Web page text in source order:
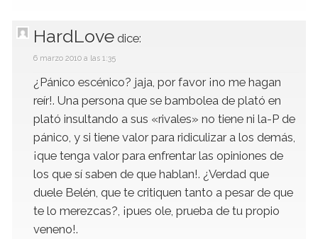
HardLove dice:
6 marzo 2010 a las 1:35
¿Pánico escénico? jaja, por favor ¡no me hagan
reír!. Una persona que se bambolea de plató en
plató insultando a sus «rivales» no tiene ni la-P de
pánico, y si tiene valor para ridiculizar a los demás,
¡que tenga valor para enfrentar las opiniones de
los que sí saben de que hablan!. ¿Verdad que
duele Belén, que te critiquen tanto a pesar de que
te lo merezcas?, ¡pues ole, prueba de tu propio
veneno!.